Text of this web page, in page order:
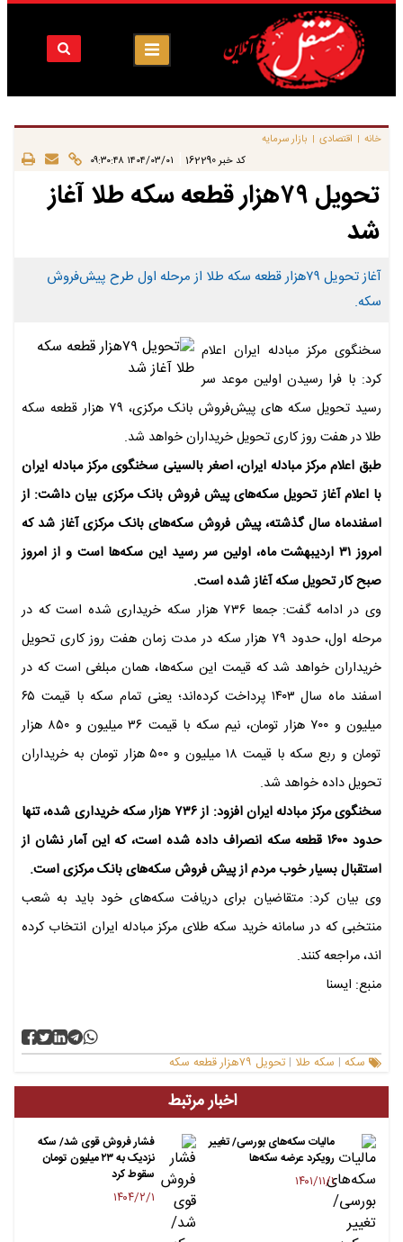
خانه | اقتصادی | بازار سرمایه
کد خبر 162290 ۱۴۰۴/۰۳/۰۱ ۰۹:۳۰:۴۸
تحویل ۷۹هزار قطعه سکه طلا آغاز
شد
آغاز تحویل ۷۹هزار قطعه سکه طلا از مرحله اول طرح پیش‌فروش
سکه.
سخنگوی مرکز مبادله ایران اعلام
کرد: با فرا رسیدن اولین موعد سر
رسید تحویل سکه های پیش‌فروش بانک مرکزی، ۷۹ هزار قطعه سکه
طلا در هفت روز کاری تحویل خریداران خواهد شد.
طبق اعلام مرکز مبادله ایران، اصغر بالسینی سخنگوی مرکز مبادله ایران
با اعلام آغاز تحویل سکه‌های پیش فروش بانک مرکزی بیان داشت: از
اسفندماه سال گذشته، پیش فروش سکه‌های بانک مرکزی آغاز شد که
امروز ۳۱ اردیبهشت ماه، اولین سر رسید این سکه‌ها است و از امروز
صبح کار تحویل سکه آغاز شده است.
وی در ادامه گفت: جمعا ۷۳۶ هزار سکه خریداری شده است که در
مرحله اول، حدود ۷۹ هزار سکه در مدت زمان هفت روز کاری تحویل
خریداران خواهد شد که قیمت این سکه‌ها، همان مبلغی است که در
اسفند ماه سال ۱۴۰۳ پرداخت کرده‌اند؛ یعنی تمام سکه با قیمت ۶۵
میلیون و ۷۰۰ هزار تومان، نیم سکه با قیمت ۳۶ میلیون و ۸۵۰ هزار
تومان و ربع سکه با قیمت ۱۸ میلیون و ۵۰۰ هزار تومان به خریداران
تحویل داده خواهد شد.
سخنگوی مرکز مبادله ایران افزود: از ۷۳۶ هزار سکه خریداری شده، تنها
حدود ۱۶۰۰ قطعه سکه انصراف داده شده است، که این آمار نشان از
استقبال بسیار خوب مردم از پیش فروش سکه‌های بانک مرکزی است.
وی بیان کرد: متقاضیان برای دریافت سکه‌های خود باید به شعب
منتخبی که در سامانه خرید سکه طلای مرکز مبادله ایران انتخاب کرده
اند، مراجعه کنند.
منبع: ایسنا
سکه | سکه طلا | تحویل ۷۹هزار قطعه سکه
اخبار مرتبط
مالیات سکه‌های بورسی/ تغییر
رویکرد عرضه سکه‌ها
۱۴۰۱/۱۱/۱
فشار فروش قوی شد/ سکه
نزدیک به ۲۳ میلیون تومان
سقوط کرد
۱۴۰۴/۲/۱